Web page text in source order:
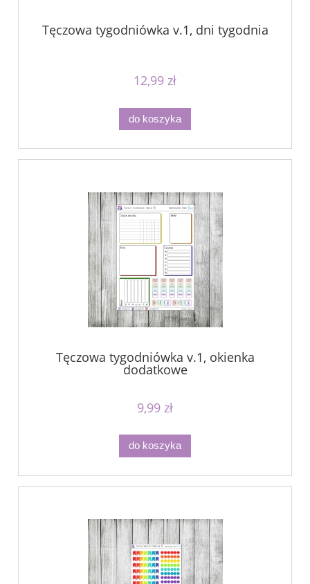
Tęczowa tygodniówka v.1, dni tygodnia
12,99 zł
do koszyka
Tęczowa tygodniówka v.1, okienka
dodatkowe
9,99 zł
do koszyka